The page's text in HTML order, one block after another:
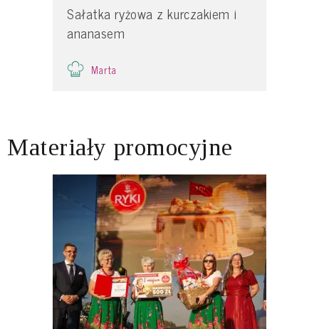
Sałatka ryżowa z kurczakiem i
ananasem
Marta
Materiały promocyjne